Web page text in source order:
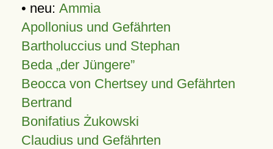
• neu: Ammia
Apollonius und Gefährten
Bartholuccius und Stephan
Beda „der Jüngere”
Beocca von Chertsey und Gefährten
Bertrand
Bonifatius Żukowski
Claudius und Gefährten